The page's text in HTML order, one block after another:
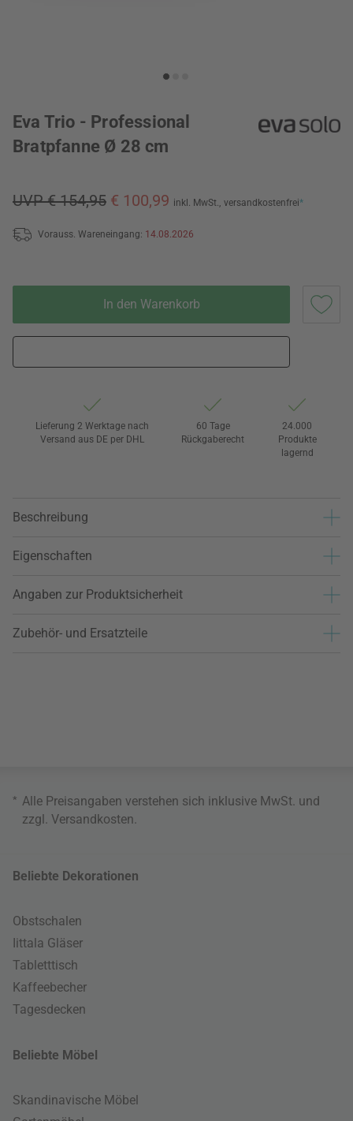
Eva Trio - Professional
Bratpfanne Ø 28 cm
UVP € 154,95 € 100,99 inkl. MwSt., versandkostenfrei*
Vorauss. Wareneingang: 14.08.2026
In den Warenkorb
Lieferung 2 Werktage nach
Versand aus DE per DHL
60 Tage
Rückgaberecht
24.000
Produkte
lagernd
Beschreibung
Eigenschaften
Angaben zur Produktsicherheit
Zubehör- und Ersatzteile
* Alle Preisangaben verstehen sich inklusive MwSt. und
zzgl. Versandkosten
Beliebte Dekorationen
Obstschalen
Iittala Gläser
Tabletttisch
Kaffeebecher
Tagesdecken
Beliebte Möbel
Skandinavische Möbel